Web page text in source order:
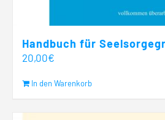
Handbuch für
20,00€
In den Warenkorb